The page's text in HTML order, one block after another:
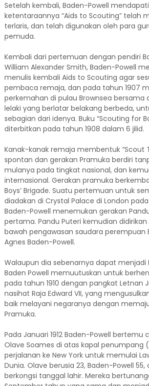
Setelah kembali, Baden-Powell
ketentaraannya “Aids to Scouting” telah
terlaris, dan telah digunakan oleh para
pemuda.
Kembali dari pertemuan dengan pendiri
William Alexander Smith, Baden-Powell
menulis kembali Aids to Scouting agar
pembaca remaja, dan pada tahun 1907
perkemahan di pulau Brownsea bersama
lelaki yang berlatar belakang berbeda,
sebagian dari idenya. Buku “Scouting for
diterbitkan pada tahun 1908 dalam 6 jilid.
Kanak-kanak remaja membentuk “Scout
spontan dan gerakan Pramuka berdiri
mulanya pada tingkat nasional, dan
internasional. Gerakan pramuka
Boys’ Brigade. Suatu pertemuan untuk
diadakan di Crystal Palace di London
Baden-Powell menemukan gerakan
pertama. Pandu Puteri kemudian didirikan
bawah pengawasan saudara perempuan
Agnes Baden-Powell.
Walaupun dia sebenarnya dapat menjadi
Baden Powell memuutuskan untuk
pada tahun 1910 dengan pangkat Letnan
nasihat Raja Edward VII, yang
baik melayani negaranya dengan
Pramuka.
Pada Januari 1912 Baden-Powell bertemu
Olave Soames di atas kapal penumpang
perjalanan ke New York untuk memulai
Dunia. Olave berusia 23, Baden-Powell
berkongsi tanggal lahir. Mereka